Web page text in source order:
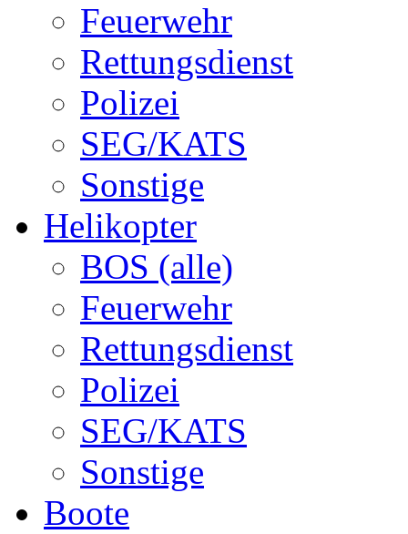
Feuerwehr
Rettungsdienst
Polizei
SEG/KATS
Sonstige
Helikopter
BOS (alle)
Feuerwehr
Rettungsdienst
Polizei
SEG/KATS
Sonstige
Boote